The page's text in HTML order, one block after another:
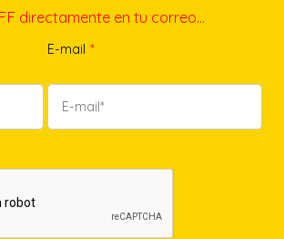
directamente en tu correo…
E-mail *